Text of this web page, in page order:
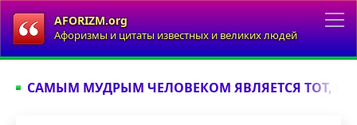
AFORIZM.org
Афоризмы и цитаты известных и великих людей
САМЫМ МУДРЫМ ЧЕЛОВЕКОМ ЯВЛЯЕТСЯ ТОТ,